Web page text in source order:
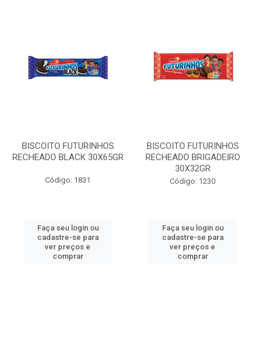
BISCOITO FUTURINHOS
RECHEADO BLACK 30X65GR
Código: 1831
Faça seu login ou
cadastre-se para
ver preços e
comprar
BISCOITO FUTURINHOS
RECHEADO BRIGADEIRO
30X32GR
Código: 1230
Faça seu login ou
cadastre-se para
ver preços e
comprar